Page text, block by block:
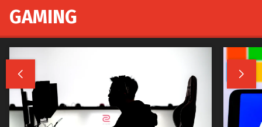
GAMING
 